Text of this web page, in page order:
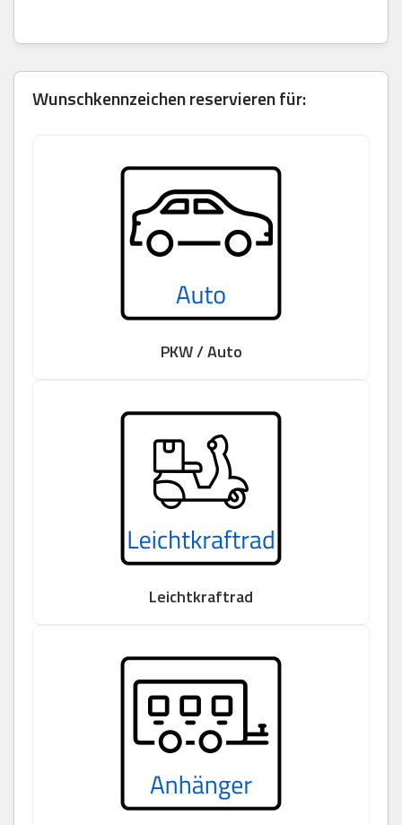
Wunschkennzeichen reservieren für:
PKW / Auto
Leichtkraftrad